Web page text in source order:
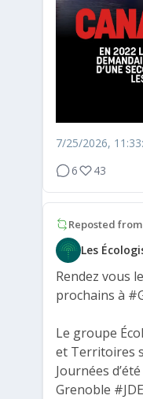
7/25/2026,
6
43
Reposted from
Les
Rendez vous
prochains à
Le groupe
et Territoires
Journées
Grenoble